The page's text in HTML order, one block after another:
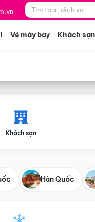
Vé máy bay Khách sạn
Khách sạn
Hàn Quốc